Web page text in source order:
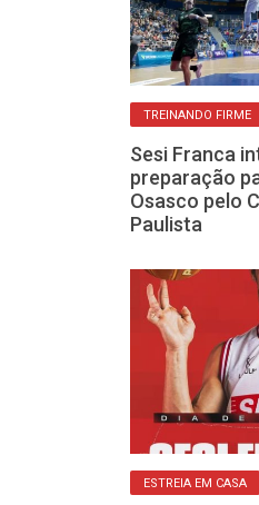
TREINANDO FIRME
Sesi Franca
preparação
Osasco pelo
Paulista
ESTREIA EM CASA